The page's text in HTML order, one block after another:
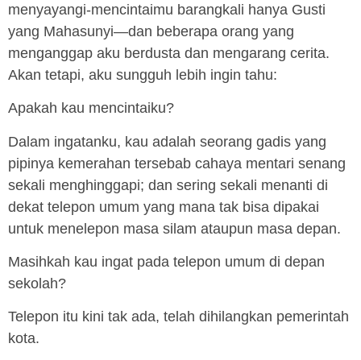
menyayangi-mencintaimu barangkali hanya Gusti
yang Mahasunyi—dan beberapa orang yang
menganggap aku berdusta dan mengarang cerita.
Akan tetapi, aku sungguh lebih ingin tahu:
Apakah kau mencintaiku?
Dalam ingatanku, kau adalah seorang gadis yang
pipinya kemerahan tersebab cahaya mentari senang
sekali menghinggapi; dan sering sekali menanti di
dekat telepon umum yang mana tak bisa dipakai
untuk menelepon masa silam ataupun masa depan.
Masihkah kau ingat pada telepon umum di depan
sekolah?
Telepon itu kini tak ada, telah dihilangkan pemerintah
kota.